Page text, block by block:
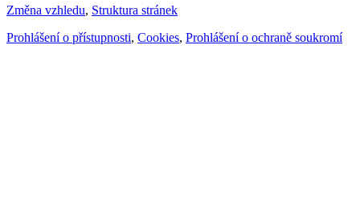
Změna vzhledu, Struktura stránek
Prohlášení o přístupnosti, Cookies, Prohlášení o ochraně soukromí